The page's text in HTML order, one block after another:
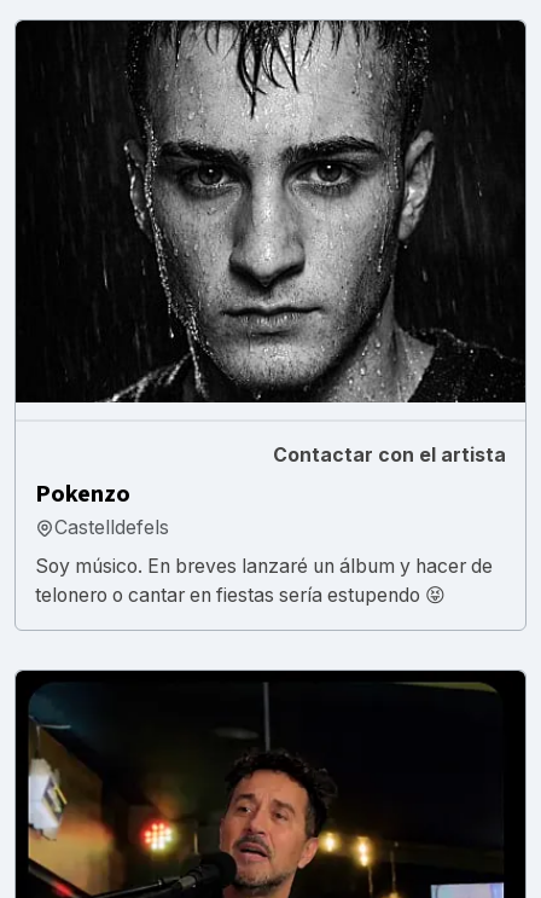
Contactar con el artista
Pokenzo
Castelldefels
Soy músico. En breves lanzaré un álbum y hacer de
telonero o cantar en fiestas sería estupendo 😝